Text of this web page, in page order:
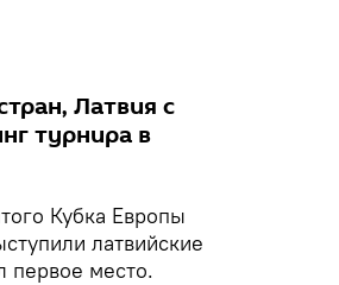
Латвия с
турнира в
Кубка Европы
латвийские
первое место.